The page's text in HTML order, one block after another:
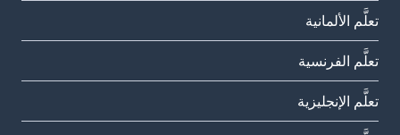
تعلَّم الألمانية
تعلَّم الفرنسية
تعلَّم الإنجليزية